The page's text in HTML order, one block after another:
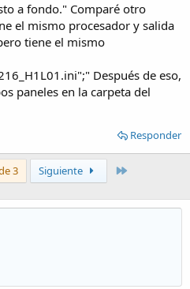
a fondo." Comparé otro
el mismo procesador y salida
tiene el mismo
Después de eso,
paneles en la carpeta del
Responder
3 Siguiente